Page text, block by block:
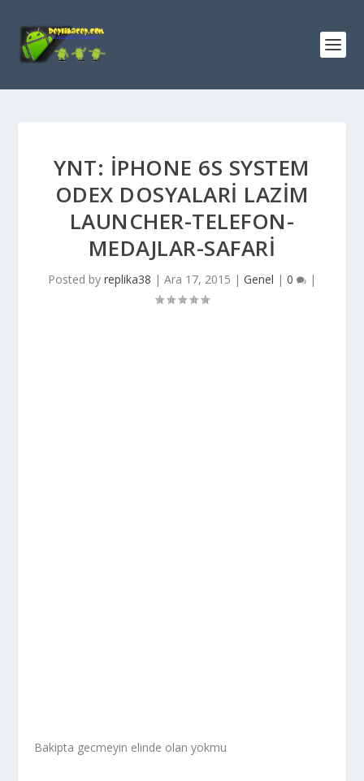
YNT: İPHONE 6S SYSTEM
ODEX DOSYALARI LAZIM
LAUNCHER-TELEFON-
MEDAJLAR-SAFARI
Posted by replika38 | Ara 17, 2015 | Genel | 0 |
Bakipta gecmeyin elinde olan yokmu